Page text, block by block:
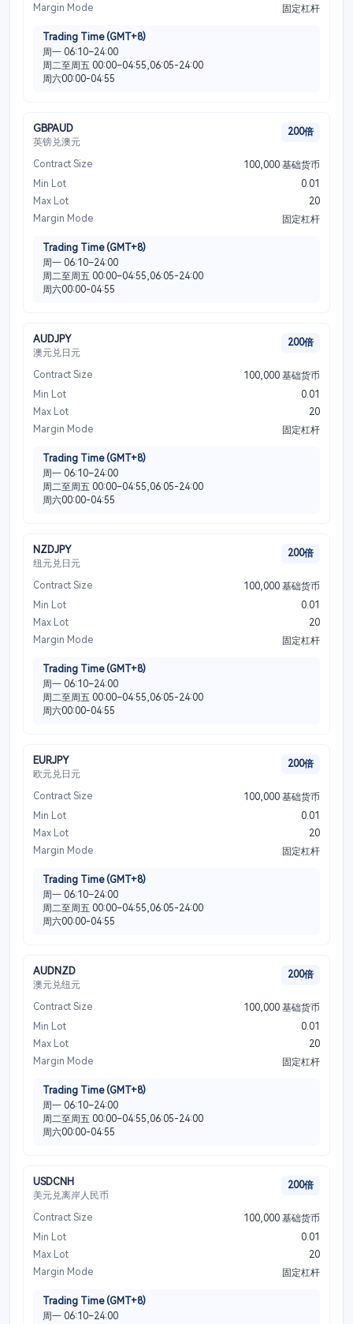
Margin Mode 固定杠杆
Trading Time (GMT+8)
周一 06:10–24:00
周二至周五 00:00–04:55,06:05-24:00
周六00:00-04:55
GBPAUD
英镑兑澳元
200倍
Contract Size
100,000 基础货币
Min Lot
0.01
Max Lot
20
Margin Mode
固定杠杆
Trading Time (GMT+8)
周一 06:10–24:00
周二至周五 00:00–04:55,06:05-24:00
周六00:00-04:55
AUDJPY
澳元兑日元
200倍
Contract Size
100,000 基础货币
Min Lot
0.01
Max Lot
20
Margin Mode
固定杠杆
Trading Time (GMT+8)
周一 06:10–24:00
周二至周五 00:00–04:55,06:05-24:00
周六00:00-04:55
NZDJPY
纽元兑日元
200倍
Contract Size
100,000 基础货币
Min Lot
0.01
Max Lot
20
Margin Mode
固定杠杆
Trading Time (GMT+8)
周一 06:10–24:00
周二至周五 00:00–04:55,06:05-24:00
周六00:00-04:55
EURJPY
欧元兑日元
200倍
Contract Size
100,000 基础货币
Min Lot
0.01
Max Lot
20
Margin Mode
固定杠杆
Trading Time (GMT+8)
周一 06:10–24:00
周二至周五 00:00–04:55,06:05-24:00
周六00:00-04:55
AUDNZD
澳元兑纽元
200倍
Contract Size
100,000 基础货币
Min Lot
0.01
Max Lot
20
Margin Mode
固定杠杆
Trading Time (GMT+8)
周一 06:10–24:00
周二至周五 00:00–04:55,06:05-24:00
周六00:00-04:55
USDCNH
美元兑离岸人民币
200倍
Contract Size
100,000 基础货币
Min Lot
0.01
Max Lot
20
Margin Mode
固定杠杆
Trading Time (GMT+8)
周一 06:10–24:00